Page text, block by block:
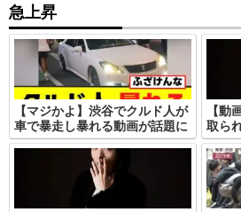
急上昇
【マジかよ】渋谷でクルド人が
車で暴走し暴れる動画が話題に
【動
取ら